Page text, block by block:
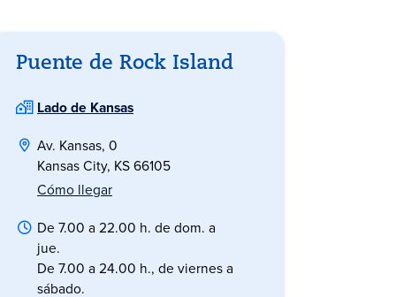
Puente de Rock Island
Lado de Kansas
Av. Kansas, 0
Kansas City, KS 66105
Cómo llegar
De 7.00 a 22.00 h. de dom. a
jue.
De 7.00 a 24.00 h., de viernes a
sábado.